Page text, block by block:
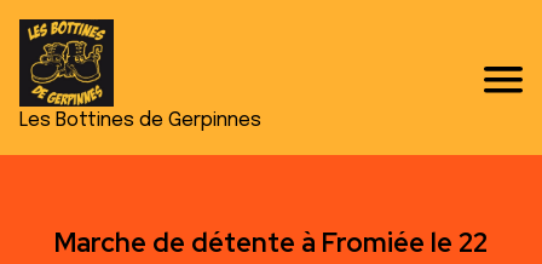
Les Bottines de Gerpinnes
Marche de détente à Fromiée le 22